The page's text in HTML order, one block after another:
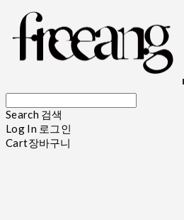
Search 검색
Log In 로그인
Cart장바구니